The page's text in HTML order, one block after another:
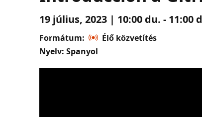
19 július, 2023 | 10:00 du. -
Formátum:
Élő közvetítés
Nyelv: Spanyol